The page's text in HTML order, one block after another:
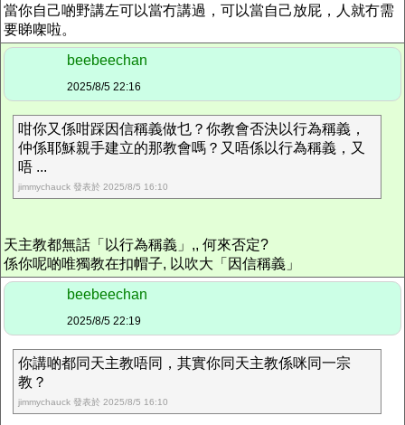
當你自己啲野講左可以當冇講過，可以當自己放屁，人就冇需
要睇㗎啦。
beebeechan
2025/8/5 22:16
咁你又係咁踩因信稱義做乜？你教會否決以行為稱義，
仲係耶穌親手建立的那教會嗎？又唔係以行為稱義，又
唔 ...
jimmychauck 發表於 2025/8/5 16:10
天主教都無話「以行為稱義」,, 何來否定?
係你呢啲唯獨教在扣帽子, 以吹大「因信稱義」
beebeechan
2025/8/5 22:19
你講啲都同天主教唔同，其實你同天主教係咪同一宗
教？
jimmychauck 發表於 2025/8/5 16:10